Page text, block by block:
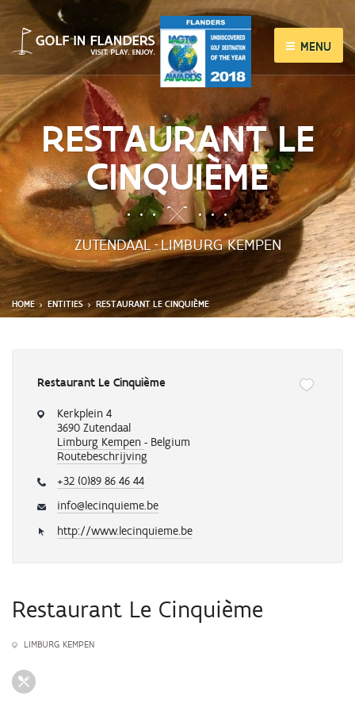
MENU
RESTAURANT LE
CINQUIÈME
ZUTENDAAL -LIMBURG KEMPEN
HOME ENTITIES RESTAURANT LE CINQUIÈME
Restaurant Le Cinquième
knop
verwijdert
voegt
een
activiteit
aan
Kerkplein 4
3690 Zutendaal
Limburg Kempen - Belgium
Routebeschrijving
+32 (0)89 86 46 44
info@lecinquieme.be
http://www.lecinquieme.be
Restaurant Le Cinquième
LIMBURG KEMPEN